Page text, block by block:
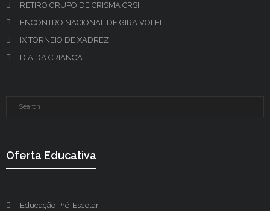
RETIRO GRUPO DE CRISMA CRSI
ENCONTRO NACIONAL DE GIRA VOLEI
IX TORNEIO DE XADREZ
DIA DA CRIANÇA
Oferta Educativa
Educação Pré-Escolar